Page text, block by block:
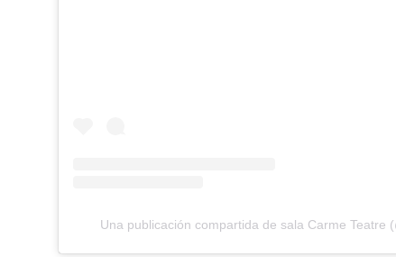
Una publicación compartida de sala Carme Teatre